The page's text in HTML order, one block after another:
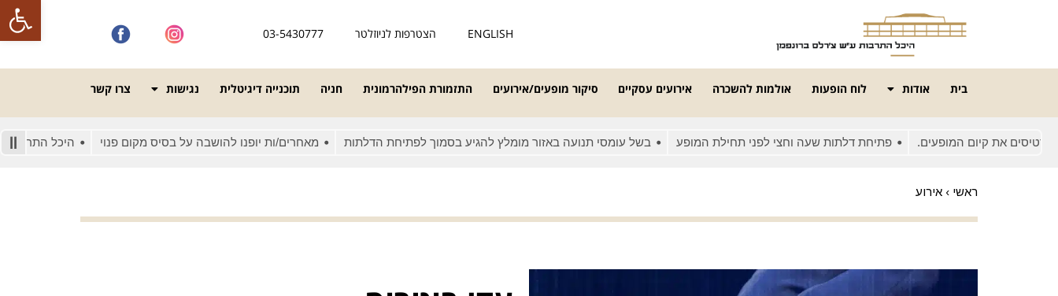
פתח
ENGLISH הצטרפות לניוזלטר 03-5430777
בית אודות לוח הופעות אולמות להשכרה אירועים עסקיים סיקור מופעים/אירועים התזמורת הפילהרמונית חניה תוכנייה דיגיטלית נגישות צרו קשר
את קיום המופעים. פתיחת דלתות שעה וחצי לפני תחילת המופע בשל עומסי תנועה באזור מומלץ להגיע בסמוך לפתיחת הדלתות מאחרים/ות יופנו להושבה על בסיס מקום פנוי היכל התרבות מונגש
ראשי › אירוע